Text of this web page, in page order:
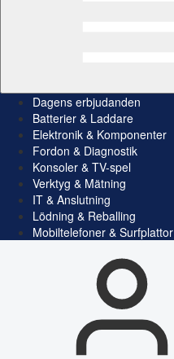
Dagens erbjudanden
Batterier & Laddare
Elektronik & Komponenter
Fordon & Diagnostik
Konsoler & TV-spel
Verktyg & Mätning
IT & Anslutning
Lödning & Reballing
Mobiltelefoner & Surfplattor